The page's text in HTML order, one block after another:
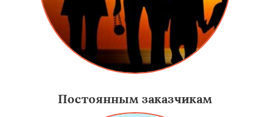
Постоянным заказчикам